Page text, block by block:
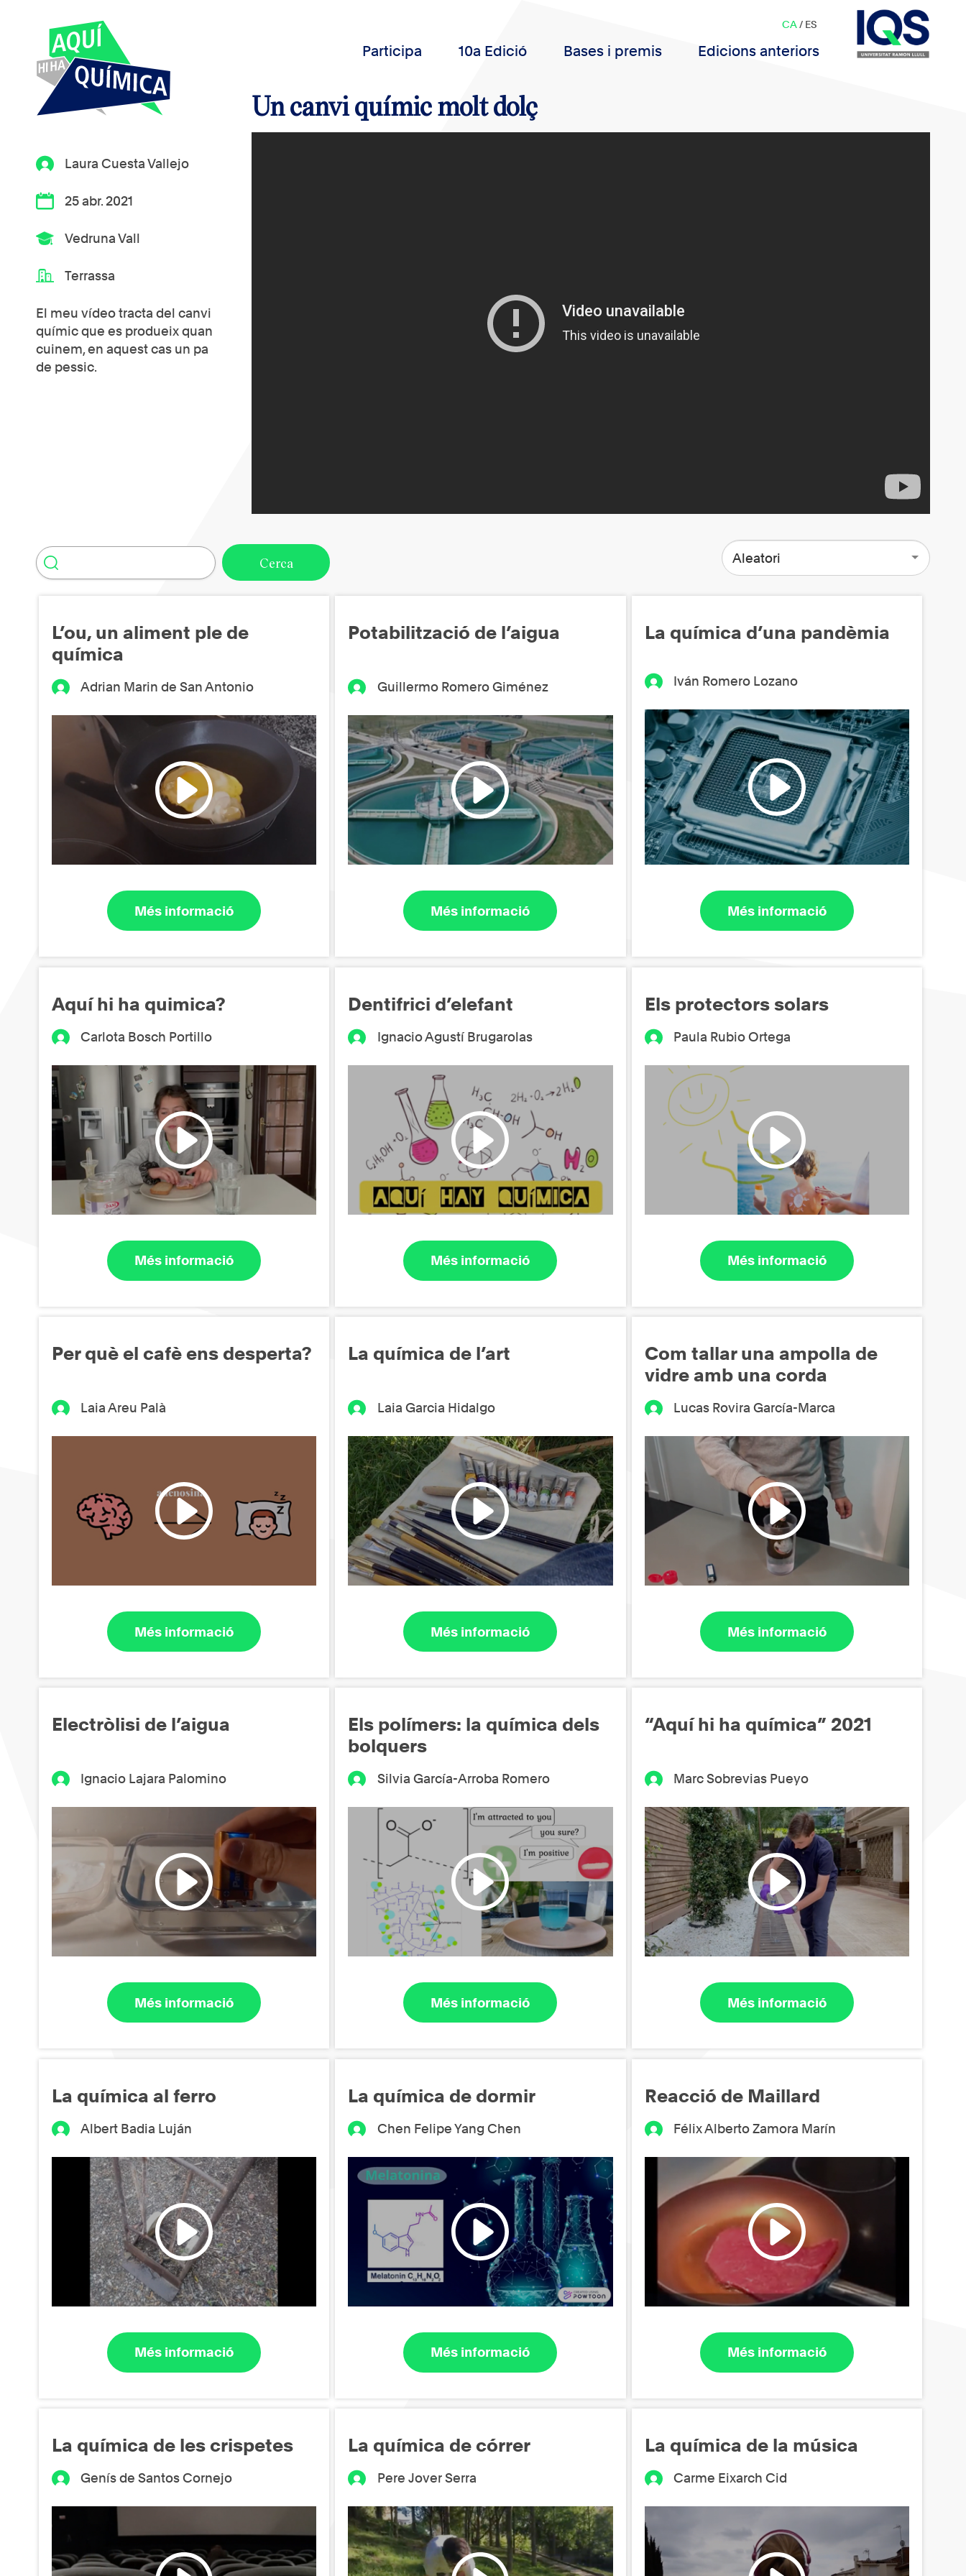
Participa 10a Edició Bases i premis Edicions anteriors
CA/ ES
Laura Cuesta Vallejo
25 abr. 2021
Vedruna Vall
Terrassa
El meu vídeo tracta del canvi
químic que es produeix quan
cuinem, en aquest cas un pa
de pessic.
Un canvi químic molt dolç
Aleatori
L’ou, un aliment ple de
química
Adrian Marin de San Antonio
Més informació
Potabilització de l’aigua
Guillermo Romero Giménez
Més informació
La química d’una pandèmia
Iván Romero Lozano
Més informació
Aquí hi ha quimica?
Carlota Bosch Portillo
Més informació
Dentifrici d’elefant
Ignacio Agustí Brugarolas
Més informació
Els protectors solars
Paula Rubio Ortega
Més informació
Per què el cafè ens desperta?
Laia Areu Palà
Més informació
La química de l’art
Laia Garcia Hidalgo
Més informació
Com tallar una ampolla de
vidre amb una corda
Lucas Rovira García-Marca
Més informació
Electròlisi de l’aigua
Ignacio Lajara Palomino
Més informació
Els polímers: la química dels
bolquers
Silvia García-Arroba Romero
Més informació
“Aquí hi ha química” 2021
Marc Sobrevias Pueyo
Més informació
La química al ferro
Albert Badia Luján
Més informació
La química de dormir
Chen Felipe Yang Chen
Més informació
Reacció de Maillard
Félix Alberto Zamora Marín
Més informació
La química de les crispetes
Genís de Santos Cornejo
La química de córrer
Pere Jover Serra
La química de la música
Carme Eixarch Cid